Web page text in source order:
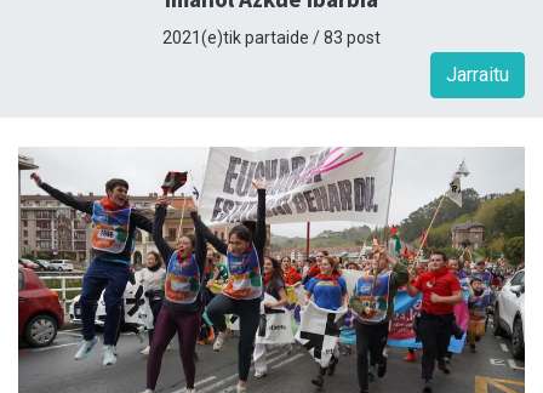
2021(e)tik partaide / 83 post
Jarraitu